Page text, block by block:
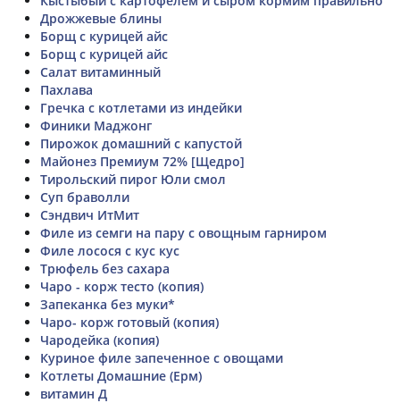
Дрожжевые блины
Борщ с курицей айс
Борщ с курицей айс
Салат витаминный
Пахлава
Гречка с котлетами из индейки
Финики Маджонг
Пирожок домашний с капустой
Майонез Премиум 72% [Щедро]
Тирольский пирог Юли смол
Суп браволли
Сэндвич ИтМит
Филе из семги на пару с овощным гарниром
Филе лосося с кус кус
Трюфель без сахара
Чаро - корж тесто (копия)
Запеканка без муки*
Чаро- корж готовый (копия)
Чародейка (копия)
Куриное филе запеченное с овощами
Котлеты Домашние (Ерм)
витамин Д